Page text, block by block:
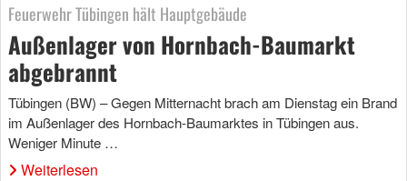
Feuerwehr Tübingen hält Hauptgebäude
Außenlager von Hornbach-Baumarkt
abgebrannt
Tübingen (BW) – Gegen Mitternacht brach am Dienstag ein Brand
im Außenlager des Hornbach-Baumarktes in Tübingen aus.
Weniger Minute …
Weiterlesen